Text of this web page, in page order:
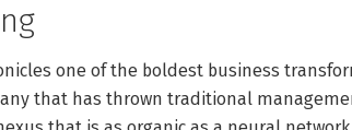
one of the boldest business
that has thrown traditional